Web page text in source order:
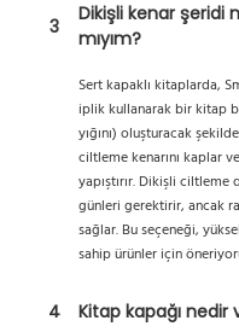
3
Dikişli kenar şeridi
mıyım?
Sert kapaklı kitaplarda,
iplik kullanarak bir kitap
yığını) oluşturacak
ciltleme kenarını kaplar
yapıştırır. Dikişli
günleri gerektirir, ancak
sağlar. Bu seçeneği,
sahip ürünler için
4
Kitap kapağı nedir